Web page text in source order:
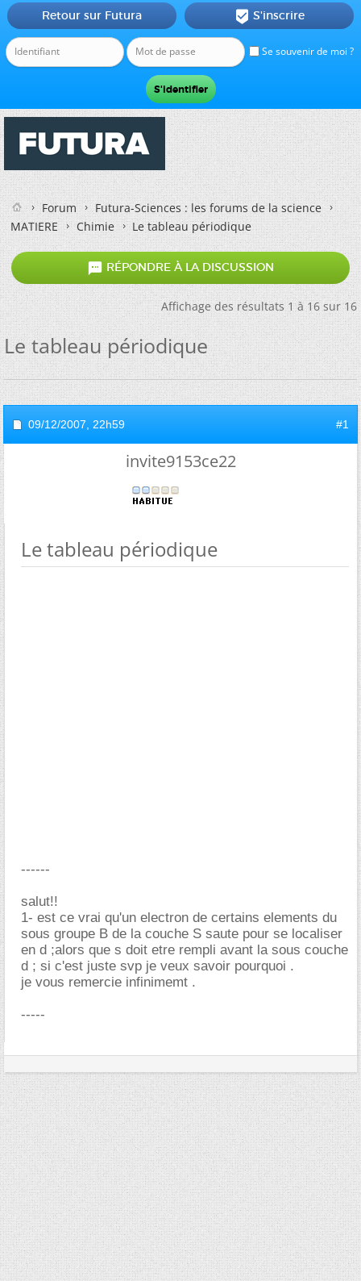
Se souvenir de moi ?
Retour sur Futura  S'inscrire
Forum
Futura-Sciences : les forums de la science
MATIERE
Chimie Le tableau périodique
 RÉPONDRE À LA DISCUSSION
Affichage des résultats 1 à 16 sur 16
Le tableau périodique
09/12/2007, 22h59 #1
invite9153ce22
Le tableau périodique
------
salut!!
1- est ce vrai qu'un electron de certains elements du
sous groupe B de la couche S saute pour se localiser
en d ;alors que s doit etre rempli avant la sous couche
d ; si c'est juste svp je veux savoir pourquoi .
je vous remercie infinimemt .
-----